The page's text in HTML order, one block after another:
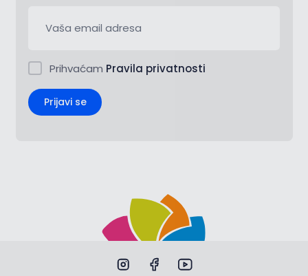
Prihvaćam Pravila privatnosti
Prijavi se